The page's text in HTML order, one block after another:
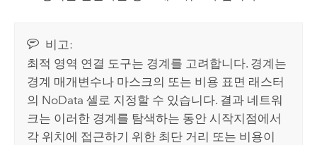
비고:
최적 영역 연결 도구는 경계를 고려합니다. 경계는
경계 매개변수나 마스크의 또는 비용 표면 래스터
의 NoData 셀로 지정할 수 있습니다. 결과 네트워
크는 이러한 경계를 탐색하는 동안 시작지점에서
각 위치에 접근하기 위한 최단 거리 또는 비용이